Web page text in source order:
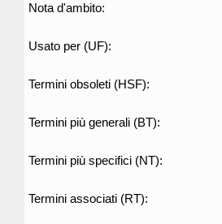
Nota d'ambito:
Usato per (UF):
Termini obsoleti (HSF):
Termini più generali (BT):
Termini più specifici (NT):
Termini associati (RT):